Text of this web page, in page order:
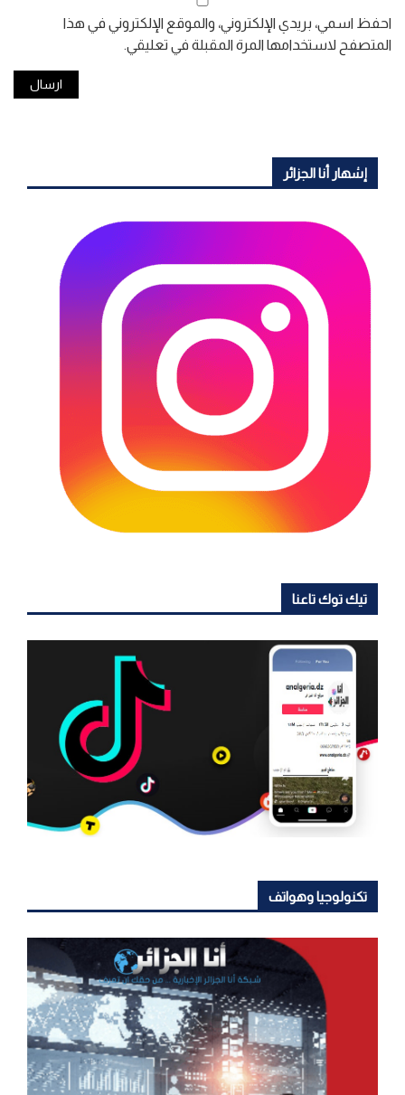
احفظ اسمي، بريدي الإلكتروني، والموقع الإلكتروني في هذا
المتصفح لاستخدامها المرة المقبلة في تعليقي.
إشهار أنا الجزائر
تيك توك تاعنا
تكنولوجيا وهواتف